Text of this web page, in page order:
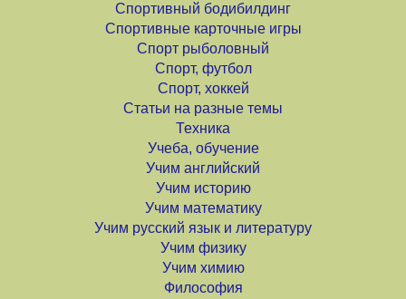
Спортивный бодибилдинг
Спортивные карточные игры
Спорт рыболовный
Спорт, футбол
Спорт, хоккей
Статьи на разные темы
Техника
Учеба, обучение
Учим английский
Учим историю
Учим математику
Учим русский язык и литературу
Учим физику
Учим химию
Философия